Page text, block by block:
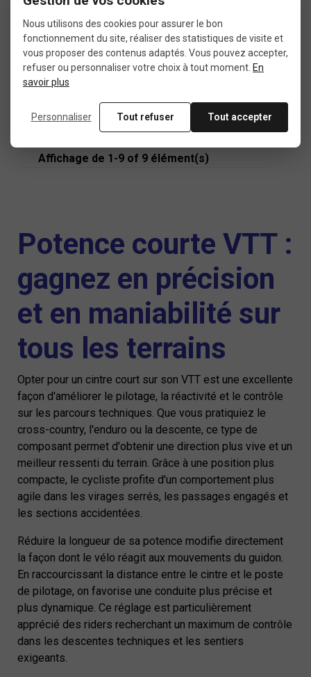
Plus de détails
Potence VTT Easton EA50 90 mm
33,53 € 47,90 €
Affichage de 1-9 of 9 élément(s)
Potence courte VTT :
gagnez en précision
et en maniabilité sur
tous les terrains
Opter pour un cintre court sur son VTT est une excellente
façon d'améliorer le pilotage, la réactivité et le contrôle
sur les parcours techniques. Que vous pratiquiez le
cross-country, l'enduro ou la descente, ce type de
composant permet d'obtenir une direction plus vive et un
meilleur ressenti du terrain. Grâce à une position plus
compacte, le cycliste profite d'un comportement plus
agile dans les virages serrés, les passages engagés et
les sections accidentées.
Réduire la longueur de sa potence modifie directement
la façon dont le vélo réagit aux mouvements du guidon.
En raccourcissant la distance entre le cintre et le poste
de pilotage, on favorise une conduite plus précise et
plus dynamique. Ce réglage est particulièrement
apprécié des riders recherchant un maximum de contrôle
dans les descentes techniques et les sentiers
exigeants.
Nous utilisons des cookies pour assurer le bon
fonctionnement du site, réaliser des statistiques de visite et
vous proposer des contenus adaptés. Vous pouvez accepter,
refuser ou personnaliser votre choix à tout moment. En
savoir plus
Personnaliser Tout refuser Tout accepter